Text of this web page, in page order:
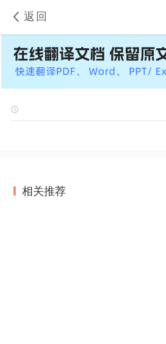
返回
相关推荐